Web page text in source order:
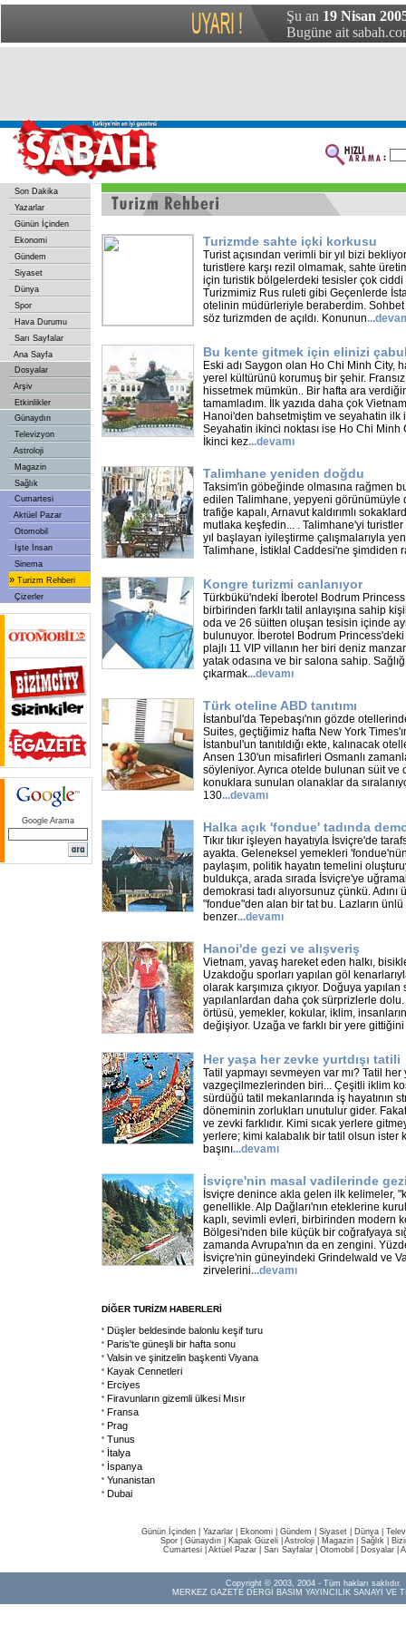
Şu an 19 Nisan
Bugüne ait
Son Dakika
Yazarlar
Günün İçinden
Ekonomi
Gündem
Siyaset
Dünya
Spor
Hava Durumu
Sarı Sayfalar
Ana Sayfa
Dosyalar
Arşiv
Etkinlikler
Günaydın
Televizyon
Astroloji
Magazin
Sağlık
Cumartesi
Aktüel Pazar
Otomobil
İşte İnsan
Sinema
» Turizm Rehberi
Çizerler
Google Arama
Turizmde sahte içki korkusu
Turist açısından verimli bir yıl bizi
turistlere karşı rezil olmamak, sahte
için turistik bölgelerdeki tesisler çok
Turizmimiz Rus ruleti gibi Geçenlerde
otelinin müdürleriyle beraberdim. Sohbet
söz turizmden de açıldı. Konunun...
Bu kente gitmek için elinizi
Eski adı Saygon olan Ho Chi Minh City,
yerel kültürünü korumuş bir şehir.
hissetmek mümkün.. Bir hafta ara
tamamladım. İlk yazıda daha çok
Hanoi'den bahsetmiştim ve seyahatin ilk
Seyahatin ikinci noktası ise Ho Chi Minh
İkinci kez...devamı
Talimhane yeniden doğdu
Taksim'in göbeğinde olmasına rağmen
edilen Talimhane, yepyeni görünümüyle
trafiğe kapalı, Arnavut kaldırımlı
mutlaka keşfedin... . Talimhane'yi
yıl başlayan iyileştirme çalışmalarıyla
Talimhane, İstiklal Caddesi'ne şimdiden
Kongre turizmi canlanıyor
Türkbükü'ndeki İberotel Bodrum
birbirinden farklı tatil anlayışına sahip
oda ve 26 süitten oluşan tesisin içinde
bulunuyor. İberotel Bodrum
plajlı 11 VIP villanın her biri deniz
yatak odasına ve bir salona sahip.
çıkarmak...devamı
Türk oteline ABD tanıtımı
İstanbul'da Tepebaşı'nın gözde
Suites, geçtiğimiz hafta New York
İstanbul'un tanıtıldığı ekte, kalınacak
Ansen 130'un misafirleri Osmanlı
söyleniyor. Ayrıca otelde bulunan süit ve
konuklara sunulan olanaklar da
130...devamı
Halka açık 'fondue' tadında
Tıkır tıkır işleyen hayatıyla İsviçre'de
ayakta. Geleneksel yemekleri
paylaşım, politik hayatın temelini
buldukça, arada sırada İsviçre'ye
demokrasi tadı alıyorsunuz çünkü.
"fondue"den alan bir tat bu. Lazların ünlü
benzer...devamı
Hanoi'de gezi ve alışveriş
Vietnam, yavaş hareket eden halkı,
Uzakdoğu sporları yapılan göl
olarak karşımıza çıkıyor. Doğuya
yapılanlardan daha çok sürprizlerle
örtüsü, yemekler, kokular, iklim,
değişiyor. Uzağa ve farklı bir yere gittiğini
Her yaşa her zevke yurtdışı tatili
Tatil yapmayı sevmeyen var mı? Tatil her
vazgeçilmezlerinden biri... Çeşitli iklim
sürdüğü tatil mekanlarında iş hayatının
döneminin zorlukları unutulur gider.
ve zevki farklıdır. Kimi sıcak yerlere
yerlere; kimi kalabalık bir tatil olsun ister
başını...devamı
İsviçre'nin masal vadilerinde
İsviçre denince akla gelen ilk kelimeler,
genellikle. Alp Dağları'nın eteklerine
kaplı, sevimli evleri, birbirinden modern
Bölgesi'nden bile küçük bir coğrafyaya
zamanda Avrupa'nın da en zengini.
İsviçre'nin güneyindeki Grindelwald ve
zirvelerini...devamı
DİĞER TURİZM HABERLERİ
Düşler beldesinde balonlu keşif turu
Paris'te güneşli bir hafta sonu
Valsin ve şinitzelin başkenti Viyana
Kayak Cennetleri
Erciyes
Firavunların gizemli ülkesi Mısır
Fransa
Prag
Tunus
İtalya
İspanya
Yunanistan
Dubai
Günün İçinden Yazarlar Ekonomi Gündem Siyaset Dünya |
Spor
Günaydın Kapak Güzeli Astroloji Magazin Sağlık
Cumartesi| Aktüel Pazar| Sarı Sayfalar| Otomobil Dosyalar|
Copyright © 2003, 2004 - Tüm hakları saklıdır.
MERKEZ GAZETE DERGİ BASIM YAYINCILIK SANAYİ VE